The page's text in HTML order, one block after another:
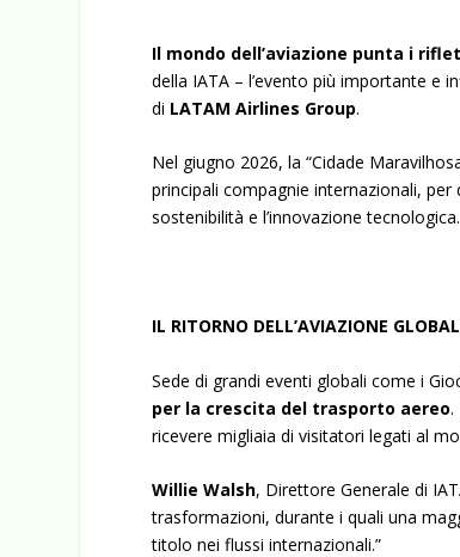
Il mondo dell’aviazione punta i
della IATA – l’evento più importante e
di LATAM Airlines Group.
Nel giugno 2026, la “Cidade
principali compagnie internazionali,
sostenibilità e l’innovazione tecnologica.
IL RITORNO DELL’AVIAZIONE
Sede di grandi eventi globali come i
per la crescita del trasporto aereo.
ricevere migliaia di visitatori legati al
Willie Walsh, Direttore Generale di
trasformazioni, durante i quali una
titolo nei flussi internazionali.”